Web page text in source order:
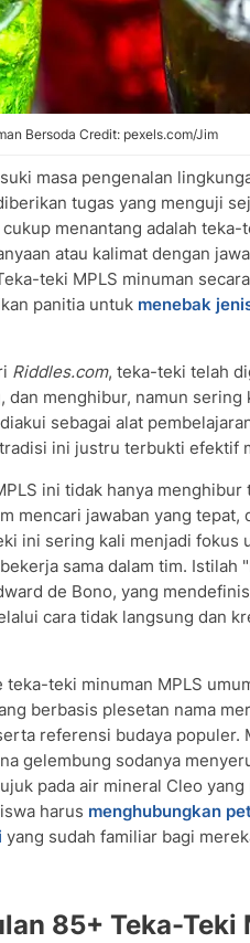
Bersoda Credit: pexels.com/Jim
masa pengenalan
tugas yang menguji
menantang adalah
atau kalimat dengan
teki MPLS minuman
panitia untuk menebak
Riddles.com, teka-teki telah
dan menghibur, namun
sebagai alat
ini justru terbukti efektif
ini tidak hanya
mencari jawaban yang tepat,
ini sering kali menjadi fokus
sama dalam tim.
de Bono, yang
cara tidak langsung dan
teka-teki minuman MPLS
berbasis plesetan nama
referensi budaya
gelembung sodanya
pada air mineral Cleo
harus menghubungkan
yang sudah familiar bagi
85+ Teka-Teki